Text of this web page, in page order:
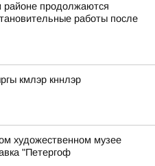
районе продолжаются
работы после
кмлэр кннлэр
художественном музее
"Петергоф